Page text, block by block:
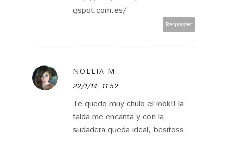
gspot.com.es/
Responder
NOELIA M
22/1/14, 11:52
Te quedo muy chulo el look!! la
falda me encanta y con la
sudadera queda ideal, besitoss